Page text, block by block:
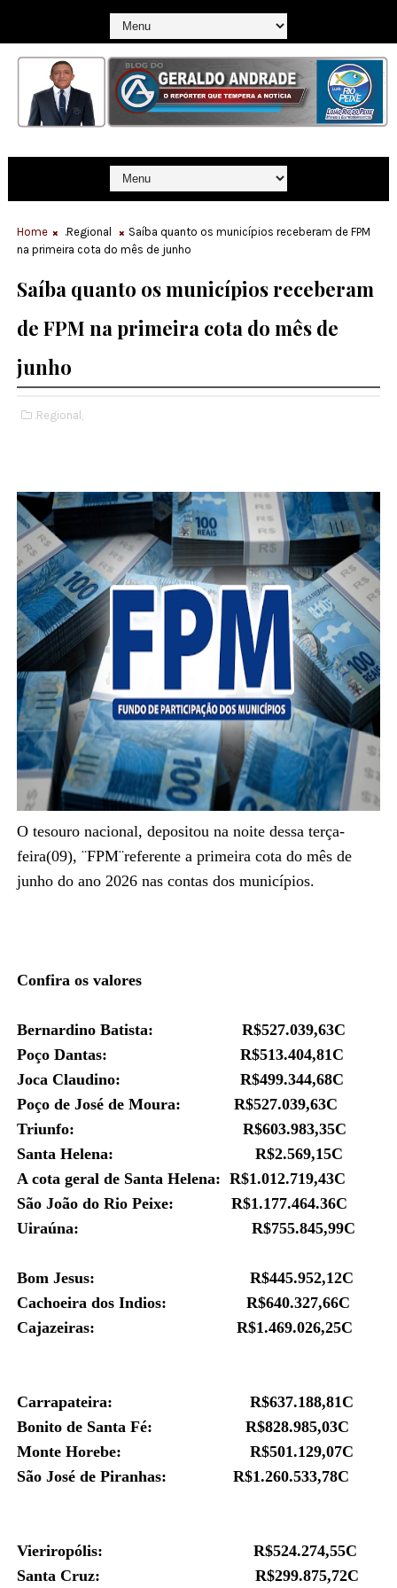
Home .Regional
Saíba quanto os municípios receberam de FPM
na primeira cota do mês de junho
Saíba quanto os municípios receberam
de FPM na primeira cota do mês de
junho
.Regional,
O tesouro nacional, depositou na noite dessa terça-
feira(09), ¨FPM¨referente a primeira cota do mês de
junho do ano 2026 nas contas dos municípios.
Confira os valores
Bernardino Batista: R$527.039,63C
Poço Dantas: R$513.404,81C
Joca Claudino: R$499.344,68C
Poço de José de Moura: R$527.039,63C
Triunfo: R$603.983,35C
Santa Helena: R$2.569,15C
A cota geral de Santa Helena: R$1.012.719,43C
São João do Rio Peixe: R$1.177.464.36C
Uiraúna: R$755.845,99C
Bom Jesus: R$445.952,12C
Cachoeira dos Indios: R$640.327,66C
Cajazeiras: R$1.469.026,25C
Carrapateira: R$637.188,81C
Bonito de Santa Fé: R$828.985,03C
Monte Horebe: R$501.129,07C
São José de Piranhas: R$1.260.533,78C
Vieriropólis: R$524.274,55C
Santa Cruz: R$299.875,72C